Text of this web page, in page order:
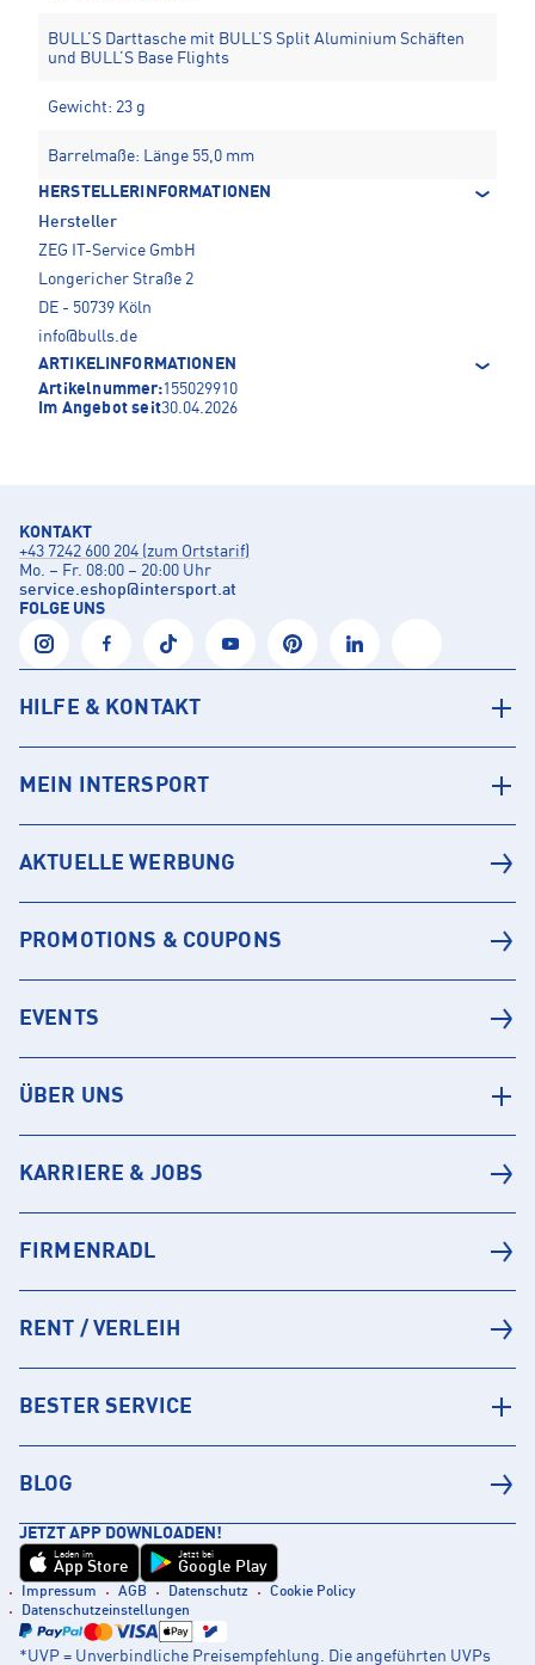
BULL’S Darttasche mit BULL’S Split Aluminium Schäften
und BULL’S Base Flights
Gewicht: 23 g
Barrelmaße: Länge 55,0 mm
HERSTELLERINFORMATIONEN
Hersteller
ZEG IT-Service GmbH
Longericher Straße 2
DE - 50739 Köln
info@bulls.de
ARTIKELINFORMATIONEN
Artikelnummer:155029910
Im Angebot seit30.04.2026
KONTAKT
+43 7242 600 204 (zum Ortstarif)
Mo. – Fr. 08:00 – 20:00 Uhr
service.eshop@intersport.at
FOLGE UNS
HILFE & KONTAKT
MEIN INTERSPORT
AKTUELLE WERBUNG
PROMOTIONS & COUPONS
EVENTS
ÜBER UNS
KARRIERE & JOBS
FIRMENRADL
RENT / VERLEIH
BESTER SERVICE
BLOG
JETZT APP DOWNLOADEN!
Laden im
App Store
Jetzt bei
Google Play
Impressum AGB Datenschutz
Cookie Policy
Datenschutzeinstellungen
*UVP = Unverbindliche Preisempfehlung. Die angeführten UVPs